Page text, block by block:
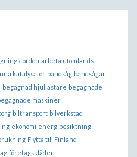
arbeta utomlands
katalysator bandsåg bandsågar
begagnad hjullastare begagnade
maskiner
biltransport bilverkstad
ekonomi energibesiktning
Flytta till Finland
företagskläder